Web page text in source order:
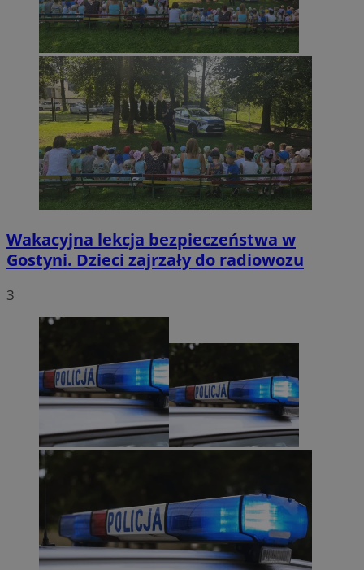
Wakacyjna lekcja bezpieczeństwa w
Gostyni. Dzieci zajrzały do radiowozu
3